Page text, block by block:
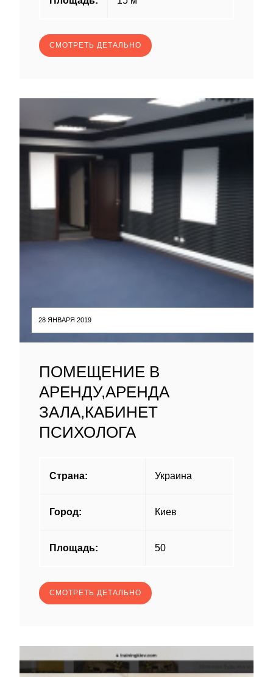
СМОТРЕТЬ ДЕТАЛЬНО
28 ЯНВАРЯ 2019
ПОМЕЩЕНИЕ В
АРЕНДУ,АРЕНДА
ЗАЛА,КАБИНЕТ
ПСИХОЛОГА
Страна: Украина
Город: Киев
Площадь: 50
СМОТРЕТЬ ДЕТАЛЬНО